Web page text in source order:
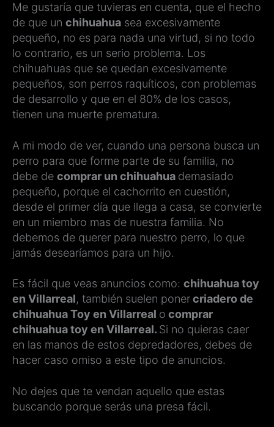
Me gustaría que tuvieras en cuenta, que el hecho
de que un chihuahua sea excesivamente
pequeño, no es para nada una virtud, si no todo
lo contrario, es un serio problema. Los
chihuahuas que se quedan excesivamente
pequeños, son perros raquíticos, con problemas
de desarrollo y que en el 80% de los casos,
tienen una muerte prematura.
A mi modo de ver, cuando una persona busca un
perro para que forme parte de su familia, no
debe de comprar un chihuahua demasiado
pequeño, porque el cachorrito en cuestión,
desde el primer día que llega a casa, se convierte
en un miembro mas de nuestra familia. No
debemos de querer para nuestro perro, lo que
jamás desearíamos para un hijo.
Es fácil que veas anuncios como: chihuahua toy
en Villarreal, también suelen ponercriadero de
chihuahua Toy en Villarreal o comprar
chihuahua toy en Villarreal. Si no quieras caer
en las manos de estos depredadores, debes de
hacer caso omiso a este tipo de anuncios.
No dejes que te vendan aquello que estas
buscando porque serás una presa fácil.